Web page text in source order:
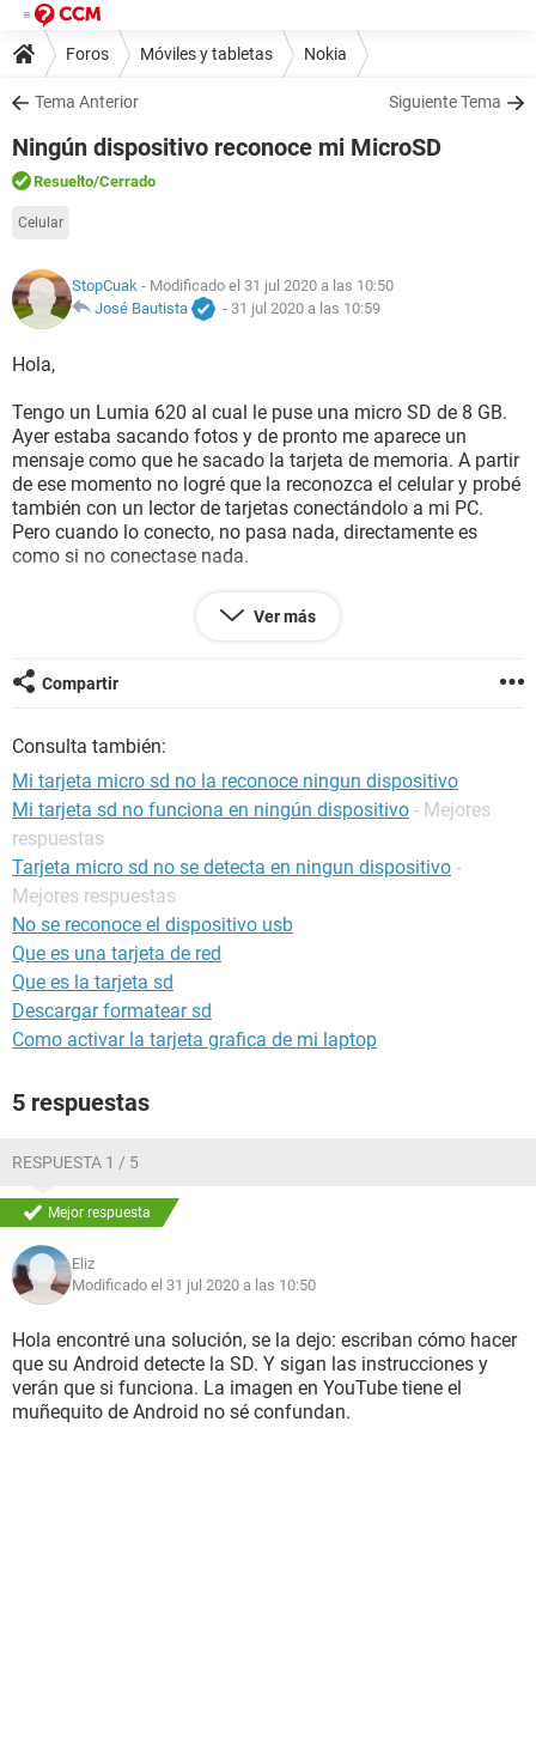
Foros Móviles y tabletas Nokia
Tema Anterior Siguiente Tema
Ningún dispositivo reconoce mi MicroSD
Resuelto/Cerrado
Celular
StopCuak - Modificado el 31 jul 2020 a las 10:50
José Bautista
- 31 jul 2020 a las 10:59
Hola,
Tengo un Lumia 620 al cual le puse una micro SD de 8 GB.
Ayer estaba sacando fotos y de pronto me aparece un
mensaje como que he sacado la tarjeta de memoria. A partir
de ese momento no logré que la reconozca el celular y probé
también con un lector de tarjetas conectándolo a mi PC.
Pero cuando lo conecto, no pasa nada, directamente es
como si no conectase nada.
He buscado por todos lados y dicen formatear, etc, pero no
puedo hacer nada porque es como si no conectara nada a la
Por favor, si alguien tiene la solución se lo agradecería...
Ver más
Compartir
Consulta también:
Mi tarjeta micro sd no la reconoce ningun dispositivo
Mi tarjeta sd no funciona en ningún dispositivo - Mejores
respuestas
Tarjeta micro sd no se detecta en ningun dispositivo -
Mejores respuestas
No se reconoce el dispositivo usb
Que es una tarjeta de red
Que es la tarjeta sd
Descargar formatear sd
Como activar la tarjeta grafica de mi laptop
5 respuestas
RESPUESTA 1 / 5
Mejor respuesta
Eliz
Modificado el 31 jul 2020 a las 10:50
Hola encontré una solución, se la dejo: escriban cómo hacer
que su Android detecte la SD. Y sigan las instrucciones y
verán que si funciona. La imagen en YouTube tiene el
muñequito de Android no sé confundan.